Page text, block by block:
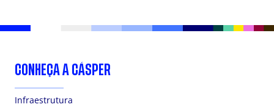
CONHEÇA A CÁSPER
Infraestrutura